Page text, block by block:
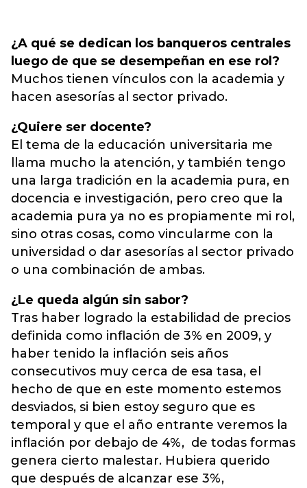
¿A qué se dedican los banqueros centrales
luego de que se desempeñan en ese rol?
Muchos tienen vínculos con la academia y
hacen asesorías al sector privado.
¿Quiere ser docente?
El tema de la educación universitaria me
llama mucho la atención, y también tengo
una larga tradición en la academia pura, en
docencia e investigación, pero creo que la
academia pura ya no es propiamente mi rol,
sino otras cosas, como vincularme con la
universidad o dar asesorías al sector privado
o una combinación de ambas.
¿Le queda algún sin sabor?
Tras haber logrado la estabilidad de precios
definida como inflación de 3% en 2009, y
haber tenido la inflación seis años
consecutivos muy cerca de esa tasa, el
hecho de que en este momento estemos
desviados, si bien estoy seguro que es
temporal y que el año entrante veremos la
inflación por debajo de 4%, de todas formas
genera cierto malestar. Hubiera querido
que después de alcanzar ese 3%,